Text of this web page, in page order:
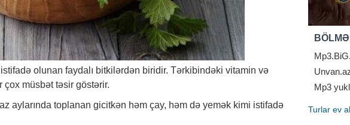
olunan faydalı bitkilərdən biridir. Tərkibindəki vitamin və
müsbət təsir göstərir.
aylarında toplanan gicitkən həm çay, həm də yemək kimi istifadə
Mp3
Turlar ev